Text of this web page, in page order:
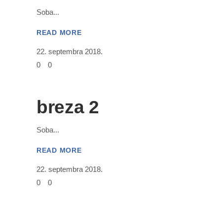
Soba
READ MORE
22. septembra 2018.
0
0
breza 2
Soba
READ MORE
22. septembra 2018.
0
0